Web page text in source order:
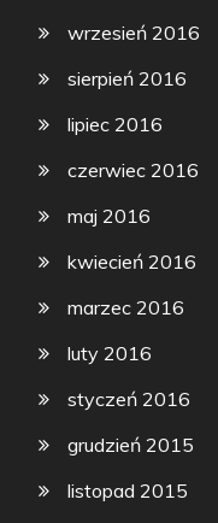
wrzesień 2016
sierpień 2016
lipiec 2016
czerwiec 2016
maj 2016
kwiecień 2016
marzec 2016
luty 2016
styczeń 2016
grudzień 2015
listopad 2015